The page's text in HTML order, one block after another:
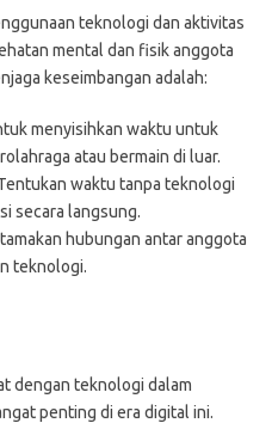
teknologi dan aktivitas
mental dan fisik anggota
keseimbangan adalah:
menyisihkan waktu untuk
atau bermain di luar.
waktu tanpa teknologi
secara langsung.
hubungan antar anggota
teknologi.
dengan teknologi dalam
penting di era digital ini.